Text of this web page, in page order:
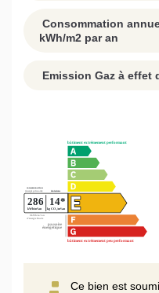
Consommation
kWh/m2 par an
Emission Gaz à effet
Ce bien est